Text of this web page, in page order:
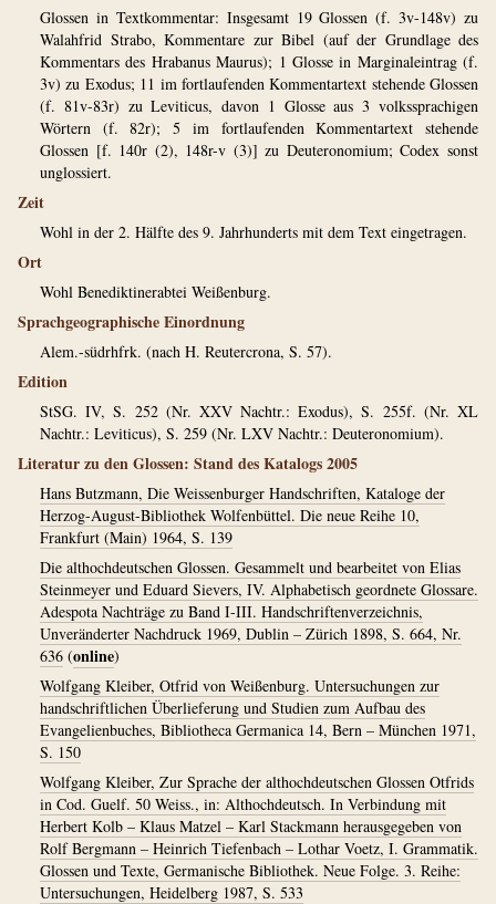
Glossen in Textkommentar: Insgesamt 19 Glossen (f. 3v-148v) zu
Walahfrid Strabo, Kommentare zur Bibel (auf der Grundlage des
Kommentars des Hrabanus Maurus); 1 Glosse in Marginaleintrag (f.
3v) zu Exodus; 11 im fortlaufenden Kommentartext stehende Glossen
(f. 81v-83r) zu Leviticus, davon 1 Glosse aus 3 volkssprachigen
Wörtern (f. 82r); 5 im fortlaufenden Kommentartext stehende
Glossen [f. 140r (2), 148r-v (3)] zu Deuteronomium; Codex sonst
unglossiert.
Zeit
Wohl in der 2. Hälfte des 9. Jahrhunderts mit dem Text eingetragen.
Ort
Wohl Benediktinerabtei Weißenburg.
Sprachgeographische Einordnung
Alem.-südrhfrk. (nach H. Reutercrona, S. 57).
Edition
StSG. IV, S. 252 (Nr. XXV Nachtr.: Exodus), S. 255f. (Nr. XL
Nachtr.: Leviticus), S. 259 (Nr. LXV Nachtr.: Deuteronomium).
Literatur zu den Glossen: Stand des Katalogs 2005
Hans Butzmann, Die Weissenburger Handschriften, Kataloge der
Herzog-August-Bibliothek Wolfenbüttel. Die neue Reihe 10,
Frankfurt (Main) 1964, S. 139
Die althochdeutschen Glossen. Gesammelt und bearbeitet von Elias
Steinmeyer und Eduard Sievers, IV. Alphabetisch geordnete Glossare.
Adespota Nachträge zu Band I-III. Handschriftenverzeichnis,
Unveränderter Nachdruck 1969, Dublin – Zürich 1898, S. 664, Nr.
636 (online)
Wolfgang Kleiber, Otfrid von Weißenburg. Untersuchungen zur
handschriftlichen Überlieferung und Studien zum Aufbau des
Evangelienbuches, Bibliotheca Germanica 14, Bern – München 1971,
S. 150
Wolfgang Kleiber, Zur Sprache der althochdeutschen Glossen Otfrids
in Cod. Guelf. 50 Weiss., in: Althochdeutsch. In Verbindung mit
Herbert Kolb – Klaus Matzel – Karl Stackmann herausgegeben von
Rolf Bergmann – Heinrich Tiefenbach – Lothar Voetz, I. Grammatik.
Glossen und Texte, Germanische Bibliothek. Neue Folge. 3. Reihe:
Untersuchungen, Heidelberg 1987, S. 533